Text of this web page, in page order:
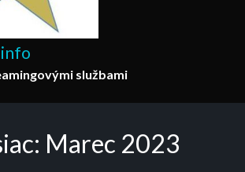
službami
Marec 2023